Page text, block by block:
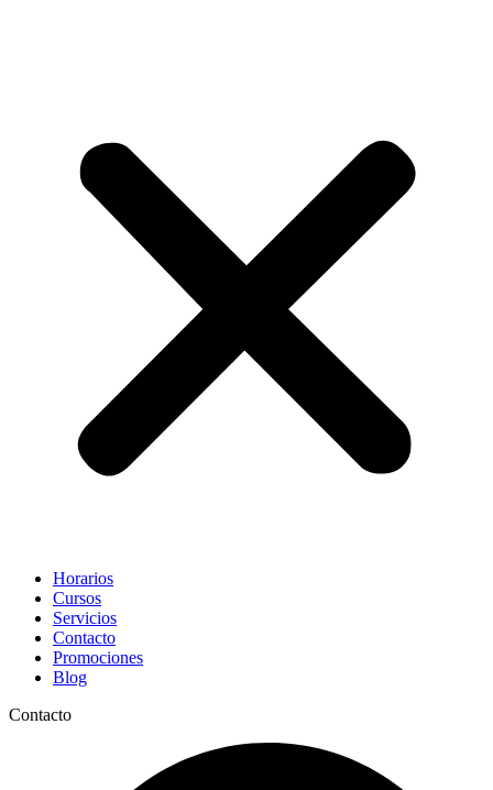
Horarios
Cursos
Servicios
Contacto
Promociones
Blog
Contacto